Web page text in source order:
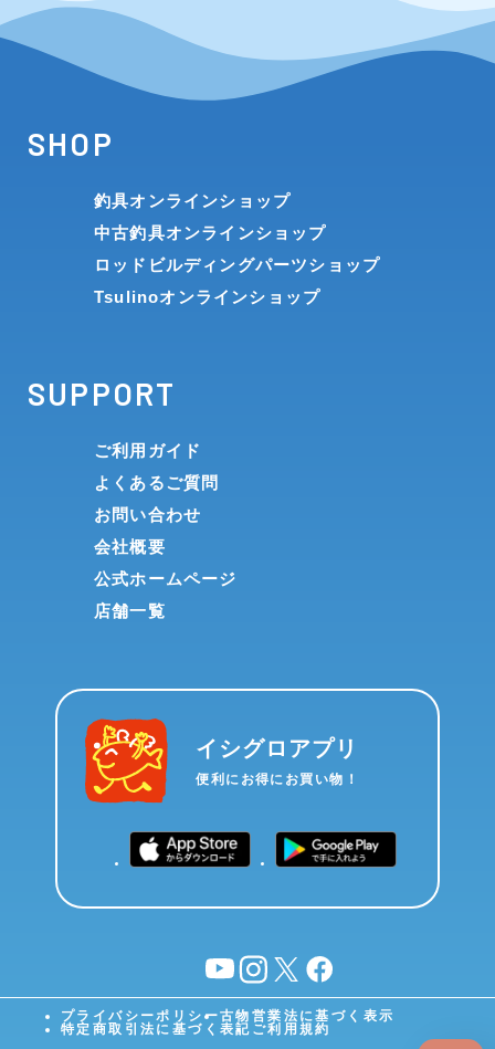
SHOP
釣具オンラインショップ
中古釣具オンラインショップ
ロッドビルディングパーツショップ
Tsulinoオンラインショップ
SUPPORT
ご利用ガイド
よくあるご質問
お問い合わせ
会社概要
公式ホームページ
店舗一覧
イシグロアプリ
便利にお得にお買い物！
YouTubeinstagram
X facebook
プライバシーポリシー古物営業法に基づく表示
特定商取引法に基づく表記 ご利用規約